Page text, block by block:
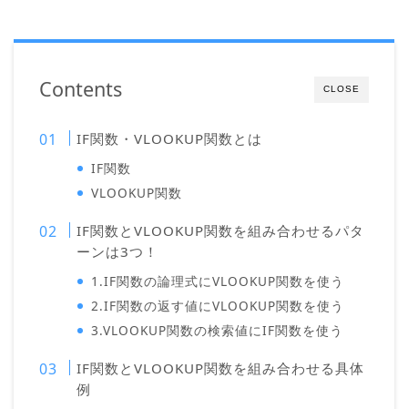
CLOSE
Contents
IF関数・VLOOKUP関数とは
IF関数
VLOOKUP関数
IF関数とVLOOKUP関数を組み合わせるパタ
ーンは3つ！
1.IF関数の論理式にVLOOKUP関数を使う
2.IF関数の返す値にVLOOKUP関数を使う
3.VLOOKUP関数の検索値にIF関数を使う
IF関数とVLOOKUP関数を組み合わせる具体
例